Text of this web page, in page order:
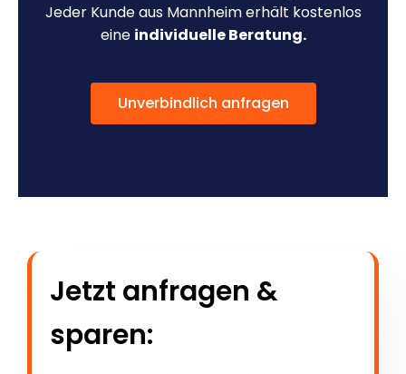
Jeder Kunde aus Mannheim erhält kostenlos
eine individuelle Beratung.
Unverbindlich anfragen
Jetzt anfragen &
sparen: